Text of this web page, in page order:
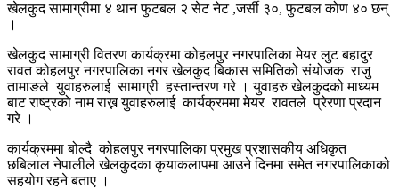
खेलकुद सामाग्रीमा ४ थान फुटबल २ सेट नेट ,जर्सी ३०, फुटबल कोण ४० छन्
।
खेलकुद सामाग्री वितरण कार्यक्रमा कोहलपुर नगरपालिका मेयर लुट बहादुर
रावत कोहलपुर नगरपालिका नगर खेलकुद बिकास समितिको संयोजक राजु
तामाङले युवाहरुलाई सामाग्री हस्तान्तरण गरे । युवाहरु खेलकुदको माध्यम
बाट राष्ट्रको नाम राख्न युवाहरुलाई कार्यक्रममा मेयर रावतले प्रेरणा प्रदान
गरे ।
कार्यक्रममा बोल्दै कोहलपुर नगरपालिका प्रमुख प्रशासकीय अधिकृत
छबिलाल नेपालीले खेलकुदका कृयाकलापमा आउने दिनमा समेत नगरपालिकाको
सहयोग रहने बताए ।